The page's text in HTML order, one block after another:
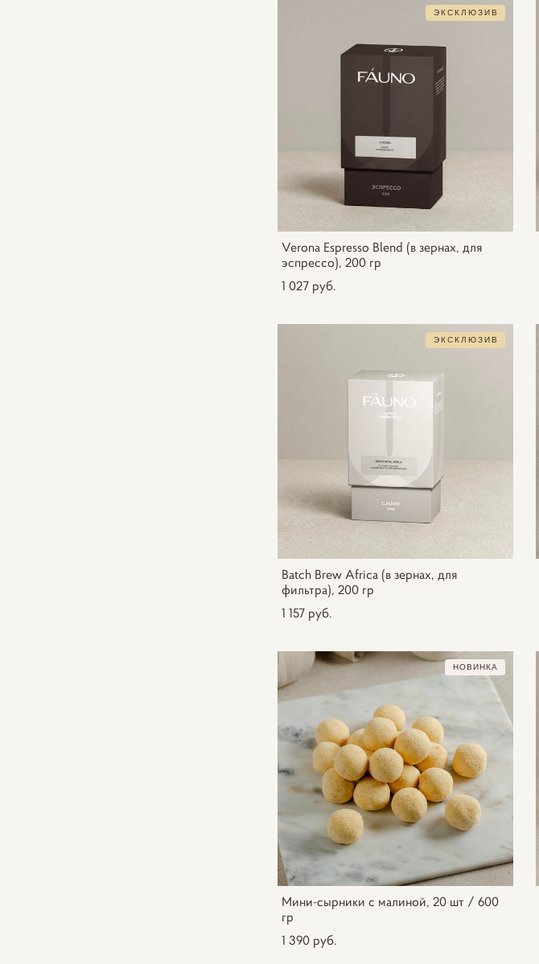
ЭКСКЛЮЗИВ
Verona Espresso Blend (в зернах, для
эспрессо), 200 гр
1 027 pуб.
ЭКСКЛЮЗИВ
Batch Brew Africa (в зернах, для
фильтра), 200 гр
1 157 pуб.
НОВИНКА
Мини-сырники с малиной, 20 шт / 600
гр
1 390 pуб.